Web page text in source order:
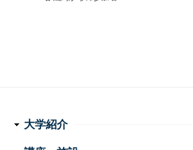
大学紹介
理念・使命
学長メッセージ
特色ある取り組み
運営組織
情報公開